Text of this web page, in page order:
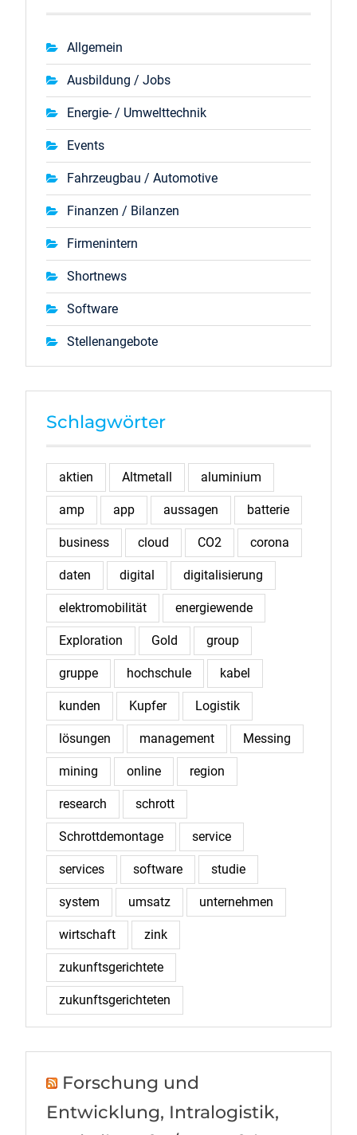
Allgemein
Ausbildung / Jobs
Energie- / Umwelttechnik
Events
Fahrzeugbau / Automotive
Finanzen / Bilanzen
Firmenintern
Shortnews
Software
Stellenangebote
Schlagwörter
aktien Altmetall aluminium
amp app aussagen batterie
business cloud CO2 corona
daten digital digitalisierung
elektromobilität energiewende
Exploration Gold group
gruppe hochschule kabel
kunden Kupfer Logistik
lösungen management Messing
mining online region
research schrott
Schrottdemontage service
services software studie
system umsatz unternehmen
wirtschaft zink
zukunftsgerichtete
zukunftsgerichteten
Forschung und
Entwicklung, Intralogistik,